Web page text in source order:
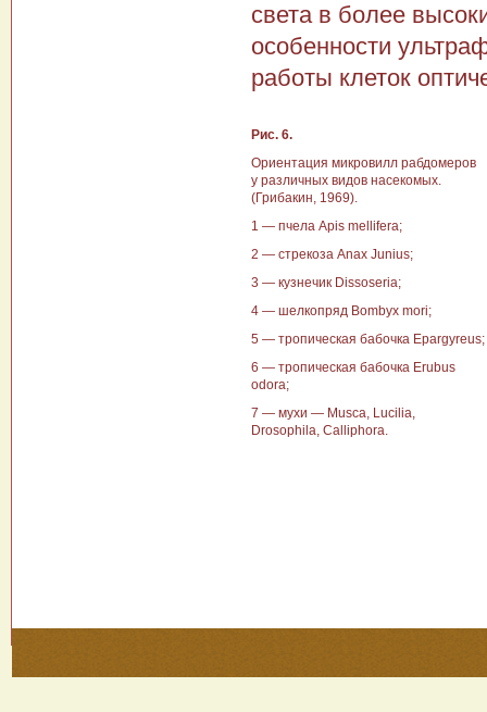
света в более
особенности
работы клеток
Рис. 6.
Ориентация микровилл рабдомеров
у различных видов насе­комых.
(Грибакин, 1969).
1 — пчела Apis mellifera;
2 — стрекоза Anax Junius;
3 — кузнечик Dissoseria;
4 — шелкопряд Bombyx mori;
5 — тро­пическая бабочка Epargyreus;
6 — тро­пическая бабочка Erubus
odora;
7 — мухи — Musca, Lucilia,
Drosophila, Calliphora.